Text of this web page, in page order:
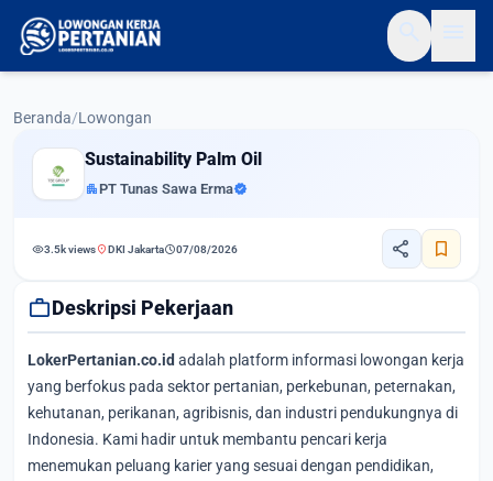
Beranda/Lowongan
Sustainability Palm Oil
apartment PT Tunas Sawa Ermaverified
visibility3.5k viewslocation_onDKI Jakartaschedule07/08/2026 share bookmark
workDeskripsi Pekerjaan
LokerPertanian.co.id adalah platform informasi lowongan kerja
yang berfokus pada sektor pertanian, perkebunan, peternakan,
kehutanan, perikanan, agribisnis, dan industri pendukungnya di
Indonesia. Kami hadir untuk membantu pencari kerja
menemukan peluang karier yang sesuai dengan pendidikan,